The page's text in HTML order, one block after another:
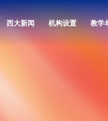
西大新闻 机构设置 教学